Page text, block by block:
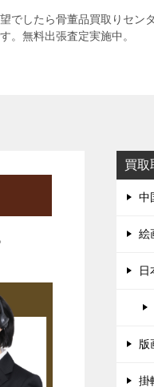
でしたら骨董品買取りセン
。無料出張査定実施中。
買取
中
絵
日
版
掛